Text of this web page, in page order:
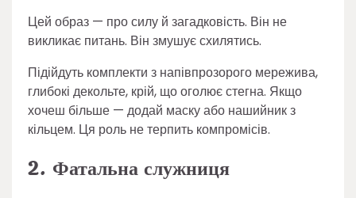
Цей образ — про силу й загадковість. Він не
викликає питань. Він змушує схилятись.
Підійдуть комплекти з напівпрозорого мережива,
глибокі декольте, крій, що оголює стегна. Якщо
хочеш більше — додай маску або нашийник з
кільцем. Ця роль не терпить компромісів.
2. Фатальна служниця